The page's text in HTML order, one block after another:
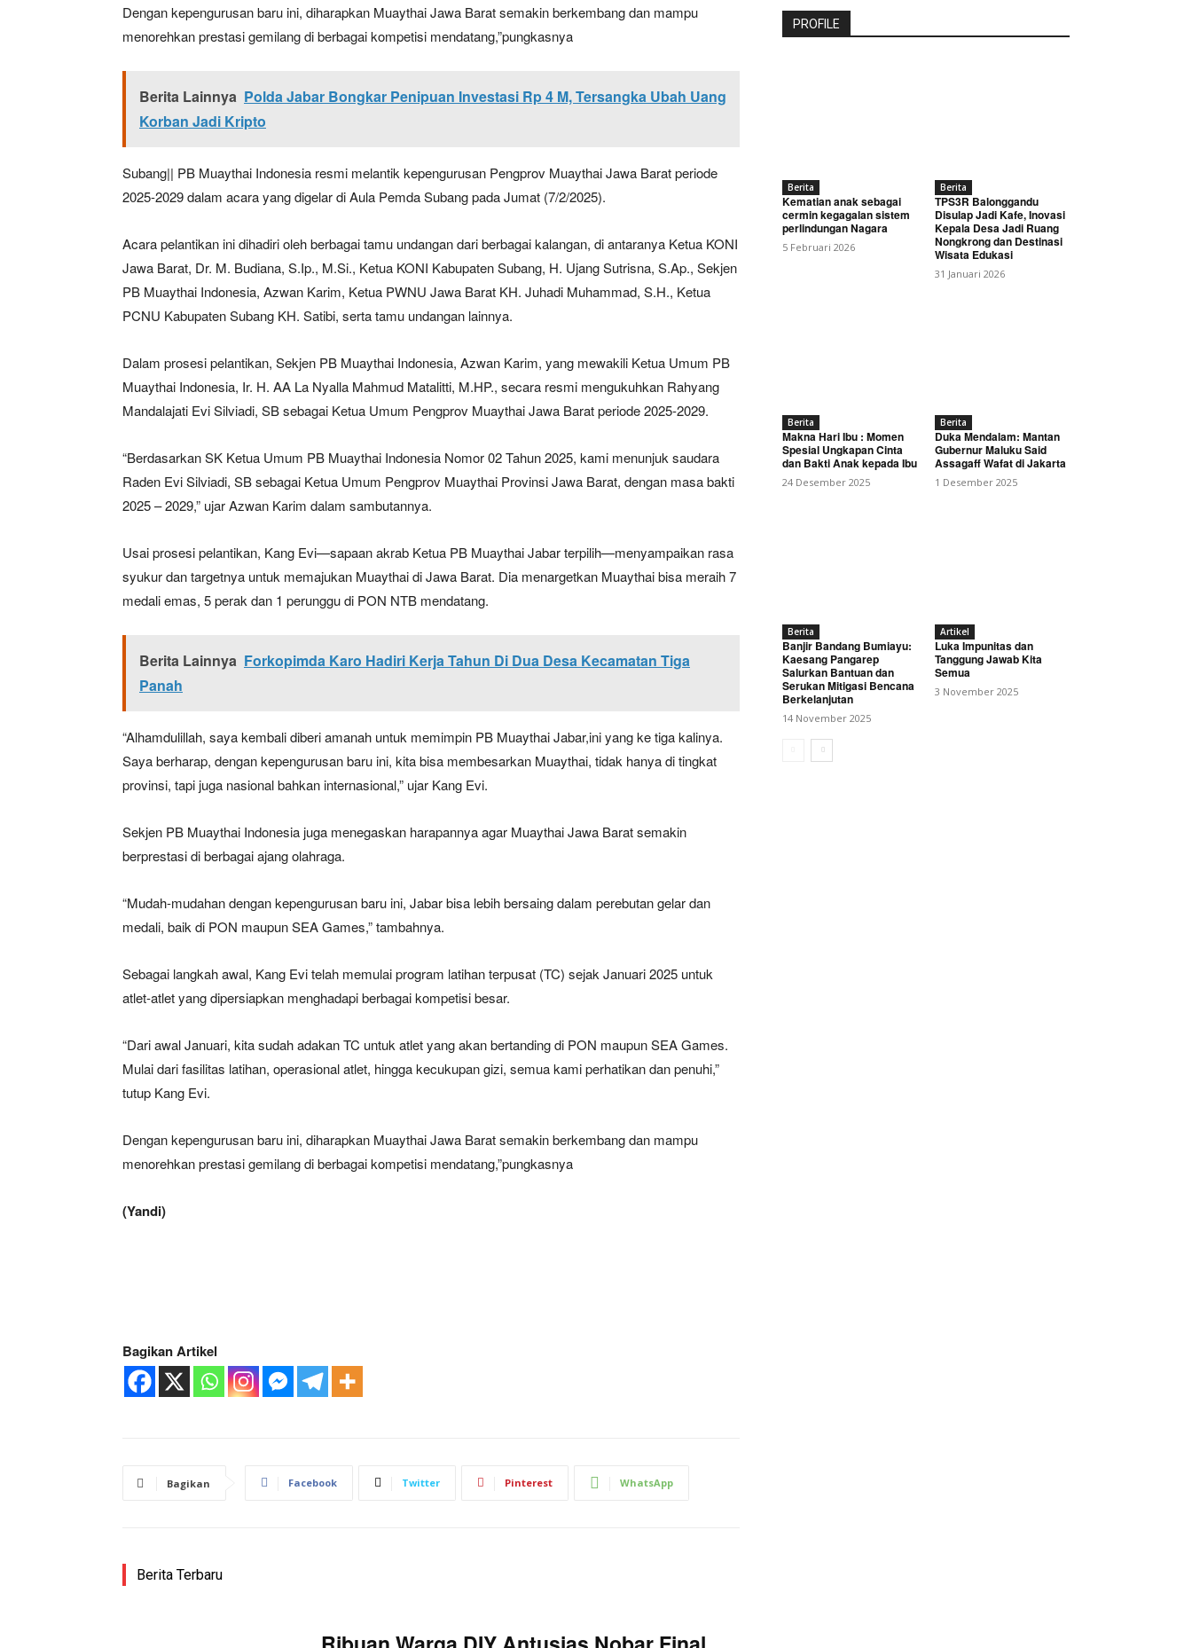
News Week
Magazine PRO
About
Contact us
My account
Bagikan Artikel
Berita Lainnya Menteri Koperasi RI Buka Festival Bunga Dan Buah Tahun 2026 Kabupaten Karo
Dengan kepengurusan baru ini, diharapkan Muaythai Jawa Barat semakin berkembang dan mampu
menorehkan prestasi gemilang di berbagai kompetisi mendatang,”pungkasnya
Berita Lainnya Polda Jabar Bongkar Penipuan Investasi Rp 4 M, Tersangka Ubah Uang
Korban Jadi Kripto
Subang|| PB Muaythai Indonesia resmi melantik kepengurusan Pengprov Muaythai Jawa Barat periode
2025-2029 dalam acara yang digelar di Aula Pemda Subang pada Jumat (7/2/2025).
Acara pelantikan ini dihadiri oleh berbagai tamu undangan dari berbagai kalangan, di antaranya Ketua KONI
Jawa Barat, Dr. M. Budiana, S.Ip., M.Si., Ketua KONI Kabupaten Subang, H. Ujang Sutrisna, S.Ap., Sekjen
PB Muaythai Indonesia, Azwan Karim, Ketua PWNU Jawa Barat KH. Juhadi Muhammad, S.H., Ketua
PCNU Kabupaten Subang KH. Satibi, serta tamu undangan lainnya.
Dalam prosesi pelantikan, Sekjen PB Muaythai Indonesia, Azwan Karim, yang mewakili Ketua Umum PB
Muaythai Indonesia, Ir. H. AA La Nyalla Mahmud Matalitti, M.HP., secara resmi mengukuhkan Rahyang
Mandalajati Evi Silviadi, SB sebagai Ketua Umum Pengprov Muaythai Jawa Barat periode 2025-2029.
“Berdasarkan SK Ketua Umum PB Muaythai Indonesia Nomor 02 Tahun 2025, kami menunjuk saudara
Raden Evi Silviadi, SB sebagai Ketua Umum Pengprov Muaythai Provinsi Jawa Barat, dengan masa bakti
2025 – 2029,” ujar Azwan Karim dalam sambutannya.
Usai prosesi pelantikan, Kang Evi—sapaan akrab Ketua PB Muaythai Jabar terpilih—menyampaikan rasa
syukur dan targetnya untuk memajukan Muaythai di Jawa Barat. Dia menargetkan Muaythai bisa meraih 7
medali emas, 5 perak dan 1 perunggu di PON NTB mendatang.
Berita Lainnya Forkopimda Karo Hadiri Kerja Tahun Di Dua Desa Kecamatan Tiga
Panah
“Alhamdulillah, saya kembali diberi amanah untuk memimpin PB Muaythai Jabar,ini yang ke tiga kalinya.
Saya berharap, dengan kepengurusan baru ini, kita bisa membesarkan Muaythai, tidak hanya di tingkat
provinsi, tapi juga nasional bahkan internasional,” ujar Kang Evi.
Sekjen PB Muaythai Indonesia juga menegaskan harapannya agar Muaythai Jawa Barat semakin
berprestasi di berbagai ajang olahraga.
“Mudah-mudahan dengan kepengurusan baru ini, Jabar bisa lebih bersaing dalam perebutan gelar dan
medali, baik di PON maupun SEA Games,” tambahnya.
Sebagai langkah awal, Kang Evi telah memulai program latihan terpusat (TC) sejak Januari 2025 untuk
atlet-atlet yang dipersiapkan menghadapi berbagai kompetisi besar.
“Dari awal Januari, kita sudah adakan TC untuk atlet yang akan bertanding di PON maupun SEA Games.
Mulai dari fasilitas latihan, operasional atlet, hingga kecukupan gizi, semua kami perhatikan dan penuhi,”
tutup Kang Evi.
Dengan kepengurusan baru ini, diharapkan Muaythai Jawa Barat semakin berkembang dan mampu
menorehkan prestasi gemilang di berbagai kompetisi mendatang,”pungkasnya
(Yandi)
Bagikan Artikel
Bagikan Facebook Twitter Pinterest WhatsApp
Berita Terbaru
PROFILE
Berita
Kematian anak sebagai
cermin kegagalan sistem
perlindungan Nagara
5 Februari 2026
Berita
TPS3R Balonggandu
Disulap Jadi Kafe, Inovasi
Kepala Desa Jadi Ruang
Nongkrong dan Destinasi
Wisata Edukasi
31 Januari 2026
Berita
Makna Hari Ibu : Momen
Spesial Ungkapan Cinta
dan Bakti Anak kepada Ibu
24 Desember 2025
Berita
Duka Mendalam: Mantan
Gubernur Maluku Said
Assagaff Wafat di Jakarta
1 Desember 2025
Berita
Banjir Bandang Bumiayu:
Kaesang Pangarep
Salurkan Bantuan dan
Serukan Mitigasi Bencana
Berkelanjutan
14 November 2025
Artikel
Luka Impunitas dan
Tanggung Jawab Kita
Semua
3 November 2025